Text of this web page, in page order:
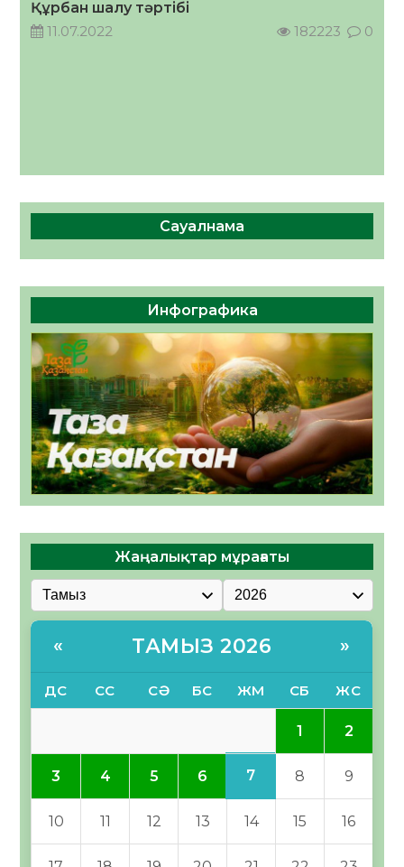
05.08.2026
Құрбан шалу тәртібі
11.07.2022
182223 0
Сауалнама
Инфографика
Жаңалықтар мұрағаты
« ТАМЫЗ 2026 »
ДС СС СӘ БС ЖМ СБ ЖС
1 2
3 4 5 6 7 8 9
10 11 12 13 14 15 16